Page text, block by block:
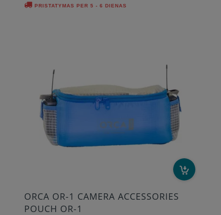
PRISTATYMAS PER 5 - 6 DIENAS
ORCA OR-1 CAMERA ACCESSORIES
POUCH OR-1